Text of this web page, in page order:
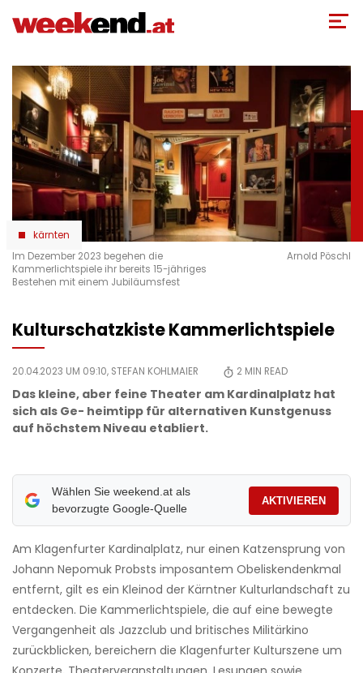
zum
kärnten
Im Dezember 2023 begehen die
Kammerlichtspiele ihr bereits 15-jähriges
Bestehen mit einem Jubiläumsfest
Arnold Pöschl
Kulturschatzkiste Kammerlichtspiele
20.04.2023 UM 09:10, STEFAN KOHLMAIER 2 MIN READ
Das kleine, aber feine Theater am Kardinalplatz hat
sich als Ge- heimtipp für alternativen Kunstgenuss
auf höchstem Niveau etabliert.
Wählen Sie weekend.at als
bevorzugte Google-Quelle
AKTIVIEREN
Am Klagenfurter Kardinalplatz, nur einen Katzensprung von
Johann Nepomuk Probsts imposantem Obeliskendenkmal
entfernt, gilt es ein Kleinod der Kärntner Kulturlandschaft zu
entdecken. Die Kammerlichtspiele, die auf eine bewegte
Vergangenheit als Jazzclub und britisches Militärkino
zurückblicken, bereichern die Klagenfurter Kulturszene um